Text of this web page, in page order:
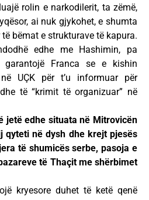
rolin e narkodilerit, ta zëmë,
ai nuk gjykohet, e shumta
bëmat e strukturave të kapura.
edhe me Hashimin, pa
Franca se e kishin
UÇK për t’u informuar për
të “krimit të organizuar” në
jetë edhe situata në Mitrovicën
qyteti në dysh dhe krejt pjesës
të shumicës serbe, pasoja e
të Thaçit me shërbimet
kryesore duhet të ketë qenë